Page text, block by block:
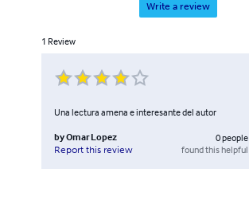
Write a review
1 Review
Una lectura amena e interesante del autor
byOmar Lopez
Report this review
0people
found this helpful